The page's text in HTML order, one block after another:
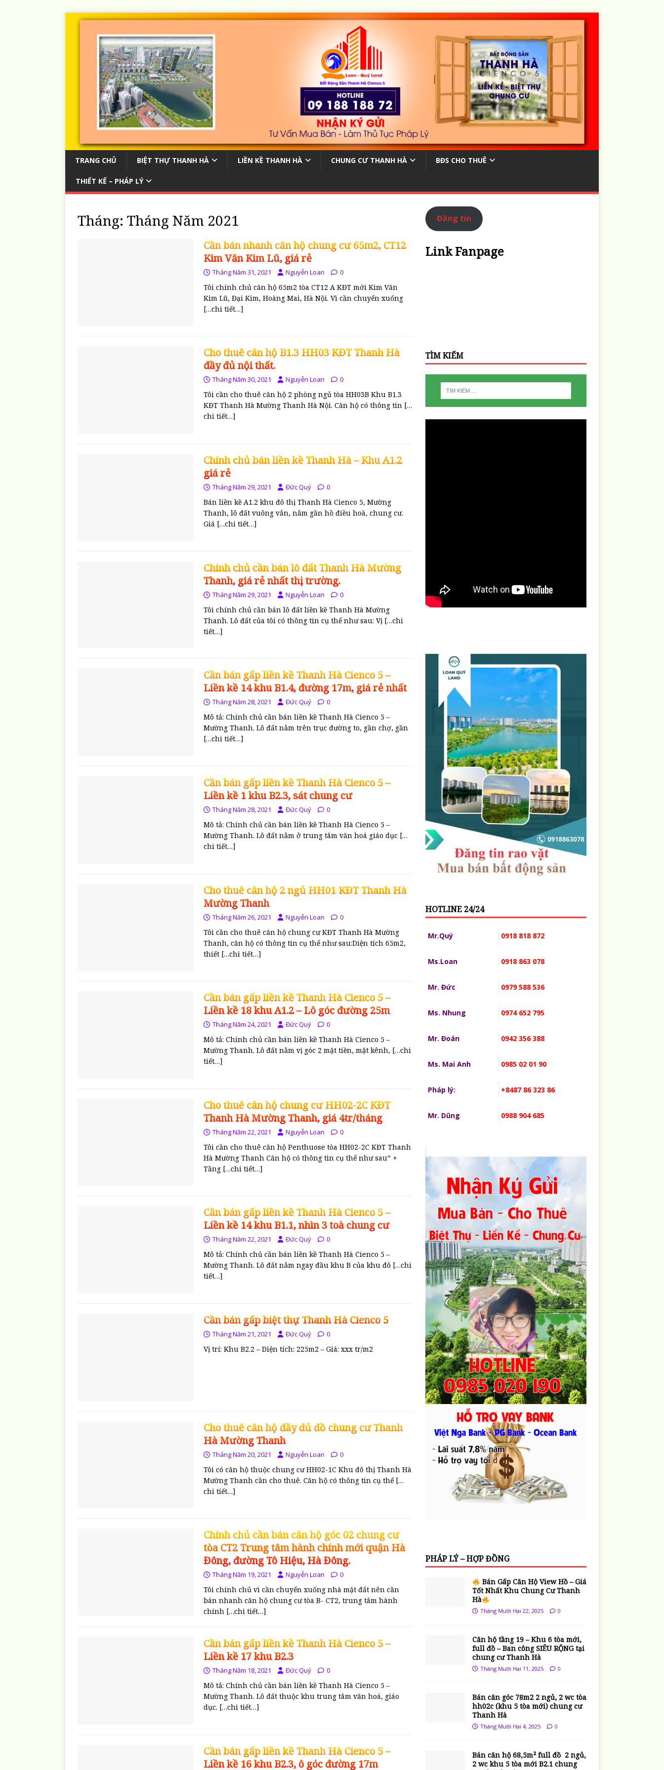
TRANG CHỦ BIỆT THỰ THANH HÀ LIỀN KỀ THANH HÀ CHUNG CƯ THANH HÀ BĐS CHO THUÊ
THIẾT KẾ – PHÁP LÝ
Tháng: Tháng Năm 2021
Cần bán nhanh căn hộ chung cư 65m2, CT12
Kim Văn Kim Lũ, giá rẻ
Tháng Năm 31, 2021 Nguyễn Loan 0
Tôi chính chủ căn hộ 65m2 tòa CT12 A KĐT mới Kim Văn
Kim Lũ, Đại Kim, Hoàng Mai, Hà Nội. Vì cần chuyển xuống
[…chi tiết…]
Cho thuê căn hộ B1.3 HH03 KĐT Thanh Hà
đầy đủ nội thất.
Tháng Năm 30, 2021 Nguyễn Loan 0
Tôi cần cho thuê căn hộ 2 phòng ngủ tòa HH03B Khu B1.3
KĐT Thanh Hà Mường Thanh Hà Nội. Căn hộ có thông tin […
chi tiết…]
Chính chủ bán liền kề Thanh Hà – Khu A1.2
giá rẻ
Tháng Năm 29, 2021 Đức Quý 0
Bán liền kề A1.2 khu đô thị Thanh Hà Cienco 5, Mường
Thanh, lô đất vuông vắn, nằm gần hồ điều hoà, chung cư.
Giá […chi tiết…]
Chính chủ cần bán lô đất Thanh Hà Mường
Thanh, giá rẻ nhất thị trường.
Tháng Năm 29, 2021 Nguyễn Loan 0
Tôi chính chủ cần bán lô đất liền kề Thanh Hà Mường
Thanh. Lô đất của tôi có thông tin cụ thể như sau: Vị […chi
tiết…]
Cần bán gấp liền kề Thanh Hà Cienco 5 –
Liền kề 14 khu B1.4, đường 17m, giá rẻ nhất
Tháng Năm 28, 2021 Đức Quý 0
Mô tả: Chính chủ cần bán liền kề Thanh Hà Cienco 5 –
Mường Thanh. Lô đất nằm trên trục đường to, gần chợ, gần
[…chi tiết…]
Cần bán gấp liền kề Thanh Hà Cienco 5 –
Liền kề 1 khu B2.3, sát chung cư
Tháng Năm 28, 2021 Đức Quý 0
Mô tả: Chính chủ cần bán liền kề Thanh Hà Cienco 5 –
Mường Thanh. Lô đất nằm ở trung tâm văn hoá giáo dục […
chi tiết…]
Cho thuê căn hộ 2 ngủ HH01 KĐT Thanh Hà
Mường Thanh
Tháng Năm 26, 2021 Nguyễn Loan 0
Tôi cần cho thuê căn hộ chung cư KĐT Thanh Hà Mường
Thanh, căn hộ có thông tin cụ thể như sau:Diện tích 65m2,
thiết […chi tiết…]
Cần bán gấp liền kề Thanh Hà Cienco 5 –
Liền kề 18 khu A1.2 – Lô góc đường 25m
Tháng Năm 24, 2021 Đức Quý 0
Mô tả: Chính chủ cần bán liền kề Thanh Hà Cienco 5 –
Mường Thanh. Lô đất nằm vị góc 2 mặt tiền, mặt kênh, […chi
tiết…]
Cho thuê căn hộ chung cư HH02-2C KĐT
Thanh Hà Mường Thanh, giá 4tr/tháng
Tháng Năm 22, 2021 Nguyễn Loan 0
Tôi cần cho thuê căn hộ Penthuose tòa HH02-2C KĐT Thanh
Hà Mường Thanh Căn hộ có thông tin cụ thể như sau” +
Tầng […chi tiết…]
Cần bán gấp liền kề Thanh Hà Cienco 5 –
Liền kề 14 khu B1.1, nhìn 3 toà chung cư
Tháng Năm 22, 2021 Đức Quý 0
Mô tả: Chính chủ cần bán liền kề Thanh Hà Cienco 5 –
Mường Thanh. Lô đất nằm ngay đầu khu B của khu đô […chi
tiết…]
Cần bán gấp biệt thự Thanh Hà Cienco 5
Tháng Năm 21, 2021 Đức Quý 0
Vị trí: Khu B2.2 – Diện tích: 225m2 – Giá: xxx tr/m2
Cho thuê căn hộ đầy đủ đồ chung cư Thanh
Hà Mường Thanh
Tháng Năm 20, 2021 Nguyễn Loan 0
Tôi có căn hộ thuộc chung cư HH02-1C Khu đô thị Thanh Hà
Mường Thanh cần cho thuê. Căn hộ có thông tin cụ thể […
chi tiết…]
Chính chủ cần bán căn hộ góc 02 chung cư
tòa CT2 Trung tâm hành chính mới quận Hà
Đông, đường Tô Hiệu, Hà Đông.
Tháng Năm 19, 2021 Nguyễn Loan 0
Tôi chính chủ vì cần chuyển xuống nhà mặt đất nên cần
bán nhanh căn hộ chung cư tòa B- CT2, trung tâm hành
chính […chi tiết…]
Cần bán gấp liền kề Thanh Hà Cienco 5 –
Liền kề 17 khu B2.3
Tháng Năm 18, 2021 Đức Quý 0
Mô tả: Chính chủ cần bán liền kề Thanh Hà Cienco 5 –
Mường Thanh. Lô đất thuộc khu trung tâm văn hoá, giáo
dục. […chi tiết…]
Cần bán gấp liền kề Thanh Hà Cienco 5 –
Liền kề 16 khu B2.3, ô góc đường 17m
Đăng tin
Link Fanpage
TÌM KIẾM
HOTLINE 24/24
Mr.Quý 0918 818 872
Ms.Loan 0918 863 078
Mr. Đức 0979 588 536
Ms. Nhung 0974 652 795
Mr. Đoán 0942 356 388
Ms. Mai Anh 0985 02 01 90
Pháp lý: +8487 86 323 86
Mr. Dũng 0988 904 685
PHÁP LÝ – HỢP ĐỒNG
Bán Gấp Căn Hộ View Hồ – Giá
Tốt Nhất Khu Chung Cư Thanh
Hà
Tháng Mười Hai 22, 2025 0
Căn hộ tầng 19 – Khu 6 tòa mới,
full đồ – Ban công SIÊU RỘNG tại
chung cư Thanh Hà
Tháng Mười Hai 11, 2025 0
Bán căn góc 78m2 2 ngủ, 2 wc tòa
hh02c (khu 5 tòa mới) chung cư
Thanh Hà
Tháng Mười Hai 4, 2025 0
Bán căn hộ 68,5m² full đồ 2 ngủ,
2 wc khu 5 tòa mới B2.1 chung